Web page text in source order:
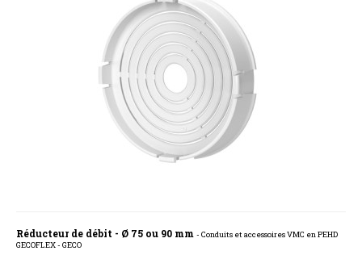
Réducteur de débit - Ø 75 ou 90 mm - Conduits et accessoires VMC en PEHD
GECOFLEX - GECO